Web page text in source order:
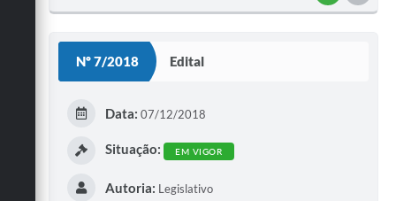
Nº 7/2018 Edital
Data: 07/12/2018
Situação: EM VIGOR
Autoria: Legislativo